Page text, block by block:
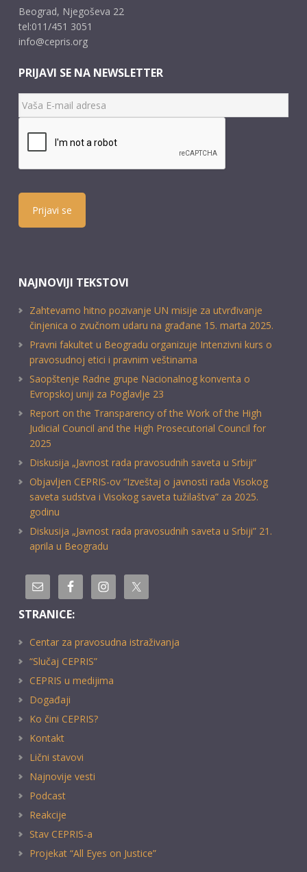
Beograd, Njegoševa 22
tel:011/451 3051
info@cepris.org
PRIJAVI SE NA NEWSLETTER
Prijavi se
NAJNOVIJI TEKSTOVI
Zahtevamo hitno pozivanje UN misije za utvrđivanje
činjenica o zvučnom udaru na građane 15. marta 2025.
Pravni fakultet u Beogradu organizuje Intenzivni kurs o
pravosudnoj etici i pravnim veštinama
Saopštenje Radne grupe Nacionalnog konventa o
Evropskoj uniji za Poglavlje 23
Report on the Transparency of the Work of the High
Judicial Council and the High Prosecutorial Council for
2025
Diskusija „Javnost rada pravosudnih saveta u Srbiji“
Objavljen CEPRIS-ov “Izveštaj o javnosti rada Visokog
saveta sudstva i Visokog saveta tužilaštva” za 2025.
godinu
Diskusija „Javnost rada pravosudnih saveta u Srbiji” 21.
aprila u Beogradu
STRANICE:
Centar za pravosudna istraživanja
“Slučaj CEPRIS”
CEPRIS u medijima
Događaji
Ko čini CEPRIS?
Kontakt
Lični stavovi
Najnovije vesti
Podcast
Reakcije
Stav CEPRIS-a
Projekat “All Eyes on Justice”